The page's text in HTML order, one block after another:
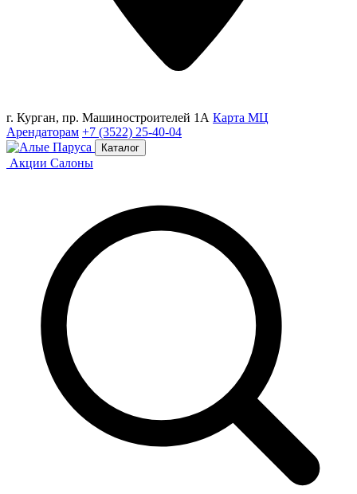
г. Курган, пр. Машиностроителей 1А Карта МЦ
Арендаторам +7 (3522) 25-40-04
Каталог
Акции Салоны